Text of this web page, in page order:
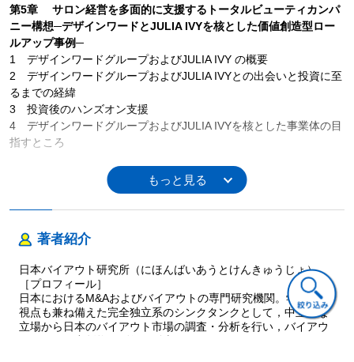
第5章 サロン経営を多面的に支援するトータルビューティカンパ
ニー構想─デザインワードとJULIA IVYを核とした価値創造型ロー
ルアップ事例─
1 デザインワードグループおよびJULIA IVY の概要
2 デザインワードグループおよびJULIA IVYとの出会いと投資に至
るまでの経緯
3 投資後のハンズオン支援
4 デザインワードグループおよびJULIA IVYを核とした事業体の目
指すところ
第6章 オーナー企業の事業承継と組織型経営への移行におけるバ
イアウト・ファンドの役割─グリーンオンの事例─
1 グリーンオンの会社概要
3 投資実行後の経営支援
第7章 創業社長とバイアウト・ファンドが利害をともにする運命
共同体型投資─SBIC とのパートナーシップの事例─
1 SBIC の概要
著者紹介
日本バイアウト研究所（にほんばいあうとけんきゅうじょ）
［プロフィール］
日本におけるM&Aおよびバイアウトの専門研究機関。学術的な
視点も兼ね備えた完全独立系のシンクタンクとして，中立的な
立場から日本のバイアウト市場の調査・分析を行い，バイアウ